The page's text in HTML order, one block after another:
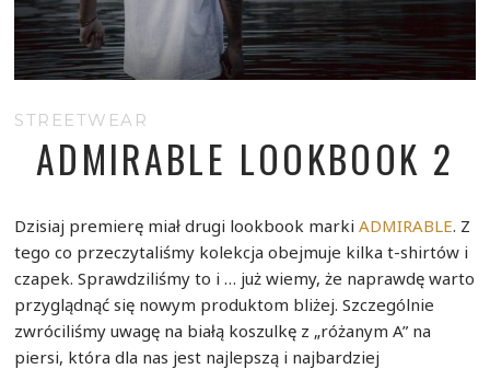
STREETWEAR
ADMIRABLE LOOKBOOK 2
Dzisiaj premierę miał drugi lookbook markiADMIRABLE. Z
tego co przeczytaliśmy kolekcja obejmuje kilka t-shirtów i
czapek. Sprawdziliśmy to i … już wiemy, że naprawdę warto
przyglądnąć się nowym produktom bliżej. Szczególnie
zwróciliśmy uwagę na białą koszulkę z „różanym A” na
piersi, która dla nas jest najlepszą i najbardziej